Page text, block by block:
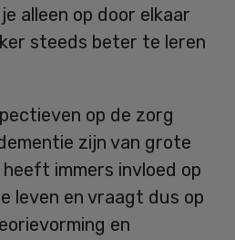
alleen op door elkaar
steeds beter te leren
op de zorg
zijn van grote
immers invloed op
leven en vraagt dus op
en